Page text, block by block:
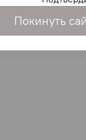
Покинуть